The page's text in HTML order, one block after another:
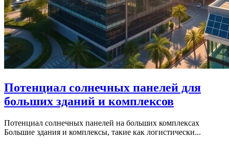
Потенциал солнечных панелей для
больших зданий и комплексов
Потенциал солнечных панелей на больших комплексах
Большие здания и комплексы, такие как логистически...